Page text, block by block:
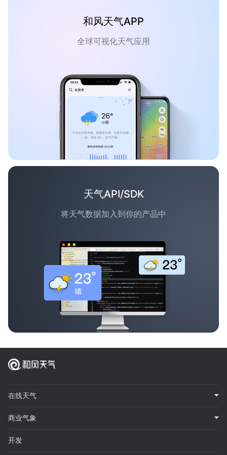
和风天气APP
全球可视化天气应用
天气API/SDK
将天气数据加入到你的产品中
在线天气
商业气象
开发